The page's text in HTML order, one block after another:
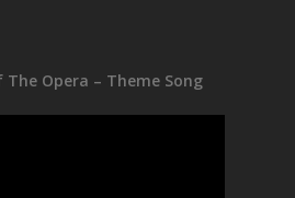
Opera – Theme Song